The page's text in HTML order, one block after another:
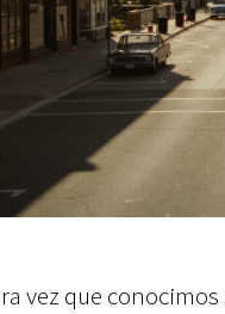
vez que